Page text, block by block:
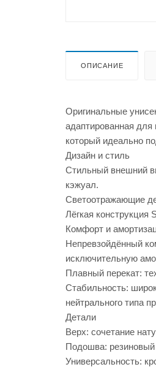
ОПИСАНИЕ
Оригинальные
адаптированная
который идеально
Дизайн и стиль
Стильный внешний
кэжуал.
Светоотражающие
Лёгкая конструкция
Комфорт и
Непревзойдённый
исключительную
Плавный перекат:
Стабильность:
нейтрального типа
Детали
Верх: сочетание
Подошва: резиновый
Универсальность: